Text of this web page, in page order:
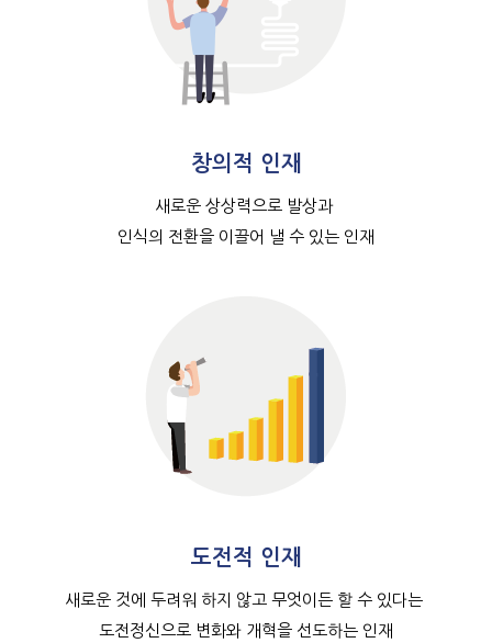
창의적 인재
새로운 상상력으로 발상과
인식의 전환을 이끌어 낼 수 있는 인재
도전적 인재
새로운 것에 두려워 하지 않고 무엇이든 할 수 있다는
도전정신으로 변화와 개혁을 선도하는 인재